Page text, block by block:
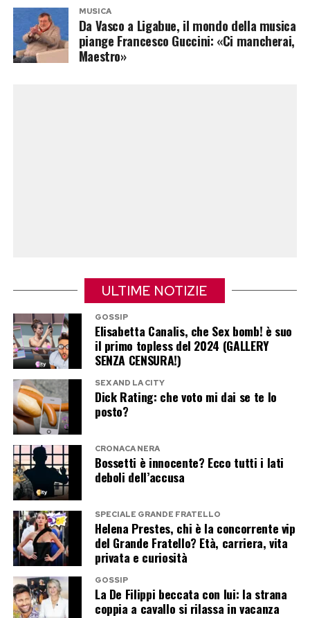
sua Aston Martin.
L’artista ha precisato di non aver tentato
deliberatamente di eludere la legge e ha
notifica SORN presentata il primo febbraio. Una
lettera dell’officina a sostegno della versione di
Sheeran sarebbe stata inviata al tribunale, ma
non risultava presente nel sistema e il
magistrato non ha potuto prenderla in
considerazione.
Una pratica rapida per un reato
minore
Il caso è stato trattato il 31 luglio attraverso la
Single Justice Procedure
britannico utilizzato per esaminare reati minori
senza un’udienza tradizionale. La pratica può
essere assegnata a qualsiasi tribunale
competente del Paese, indipendentemente dal
luogo nel quale si è verificata la violazione.
MUSICA
Da Vasco a Ligabue, il mondo della musica
piange Francesco Guccini: «Ci mancherai,
Maestro»
ULTIME NOTIZIE
GOSSIP
Elisabetta Canalis, che Sex bomb! è suo
il primo topless del 2024 (GALLERY
SENZA CENSURA!)
SEX AND LA CITY
Dick Rating: che voto mi dai se te lo
posto?
CRONACA NERA
Bossetti è innocente? Ecco tutti i lati
deboli dell’accusa
SPECIALE GRANDE FRATELLO
Helena Prestes, chi è la concorrente vip
del Grande Fratello? Età, carriera, vita
privata e curiosità
GOSSIP
La De Filippi beccata con lui: la strana
coppia a cavallo si rilassa in vacanza